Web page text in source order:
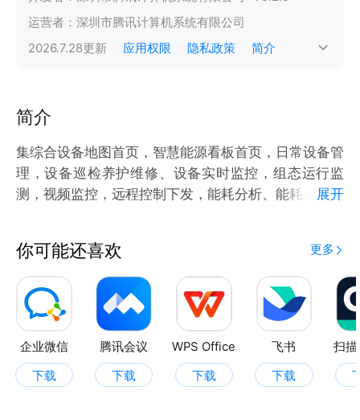
运营者： 深圳市腾讯计算机系统有限公司
2026.7.28更新 应用权限 隐私政策 简介
简介
集综合设备地图首页，智慧能源看板首页，日常设备管
理，设备巡检养护维修、设备实时监控，组态运行监
测，视频监控，远程控制下发，能耗分析、能耗分项、
展开
你可能还喜欢 更多
企业微信
下载
腾讯会议
下载
WPS Office
下载
飞书
下载
扫